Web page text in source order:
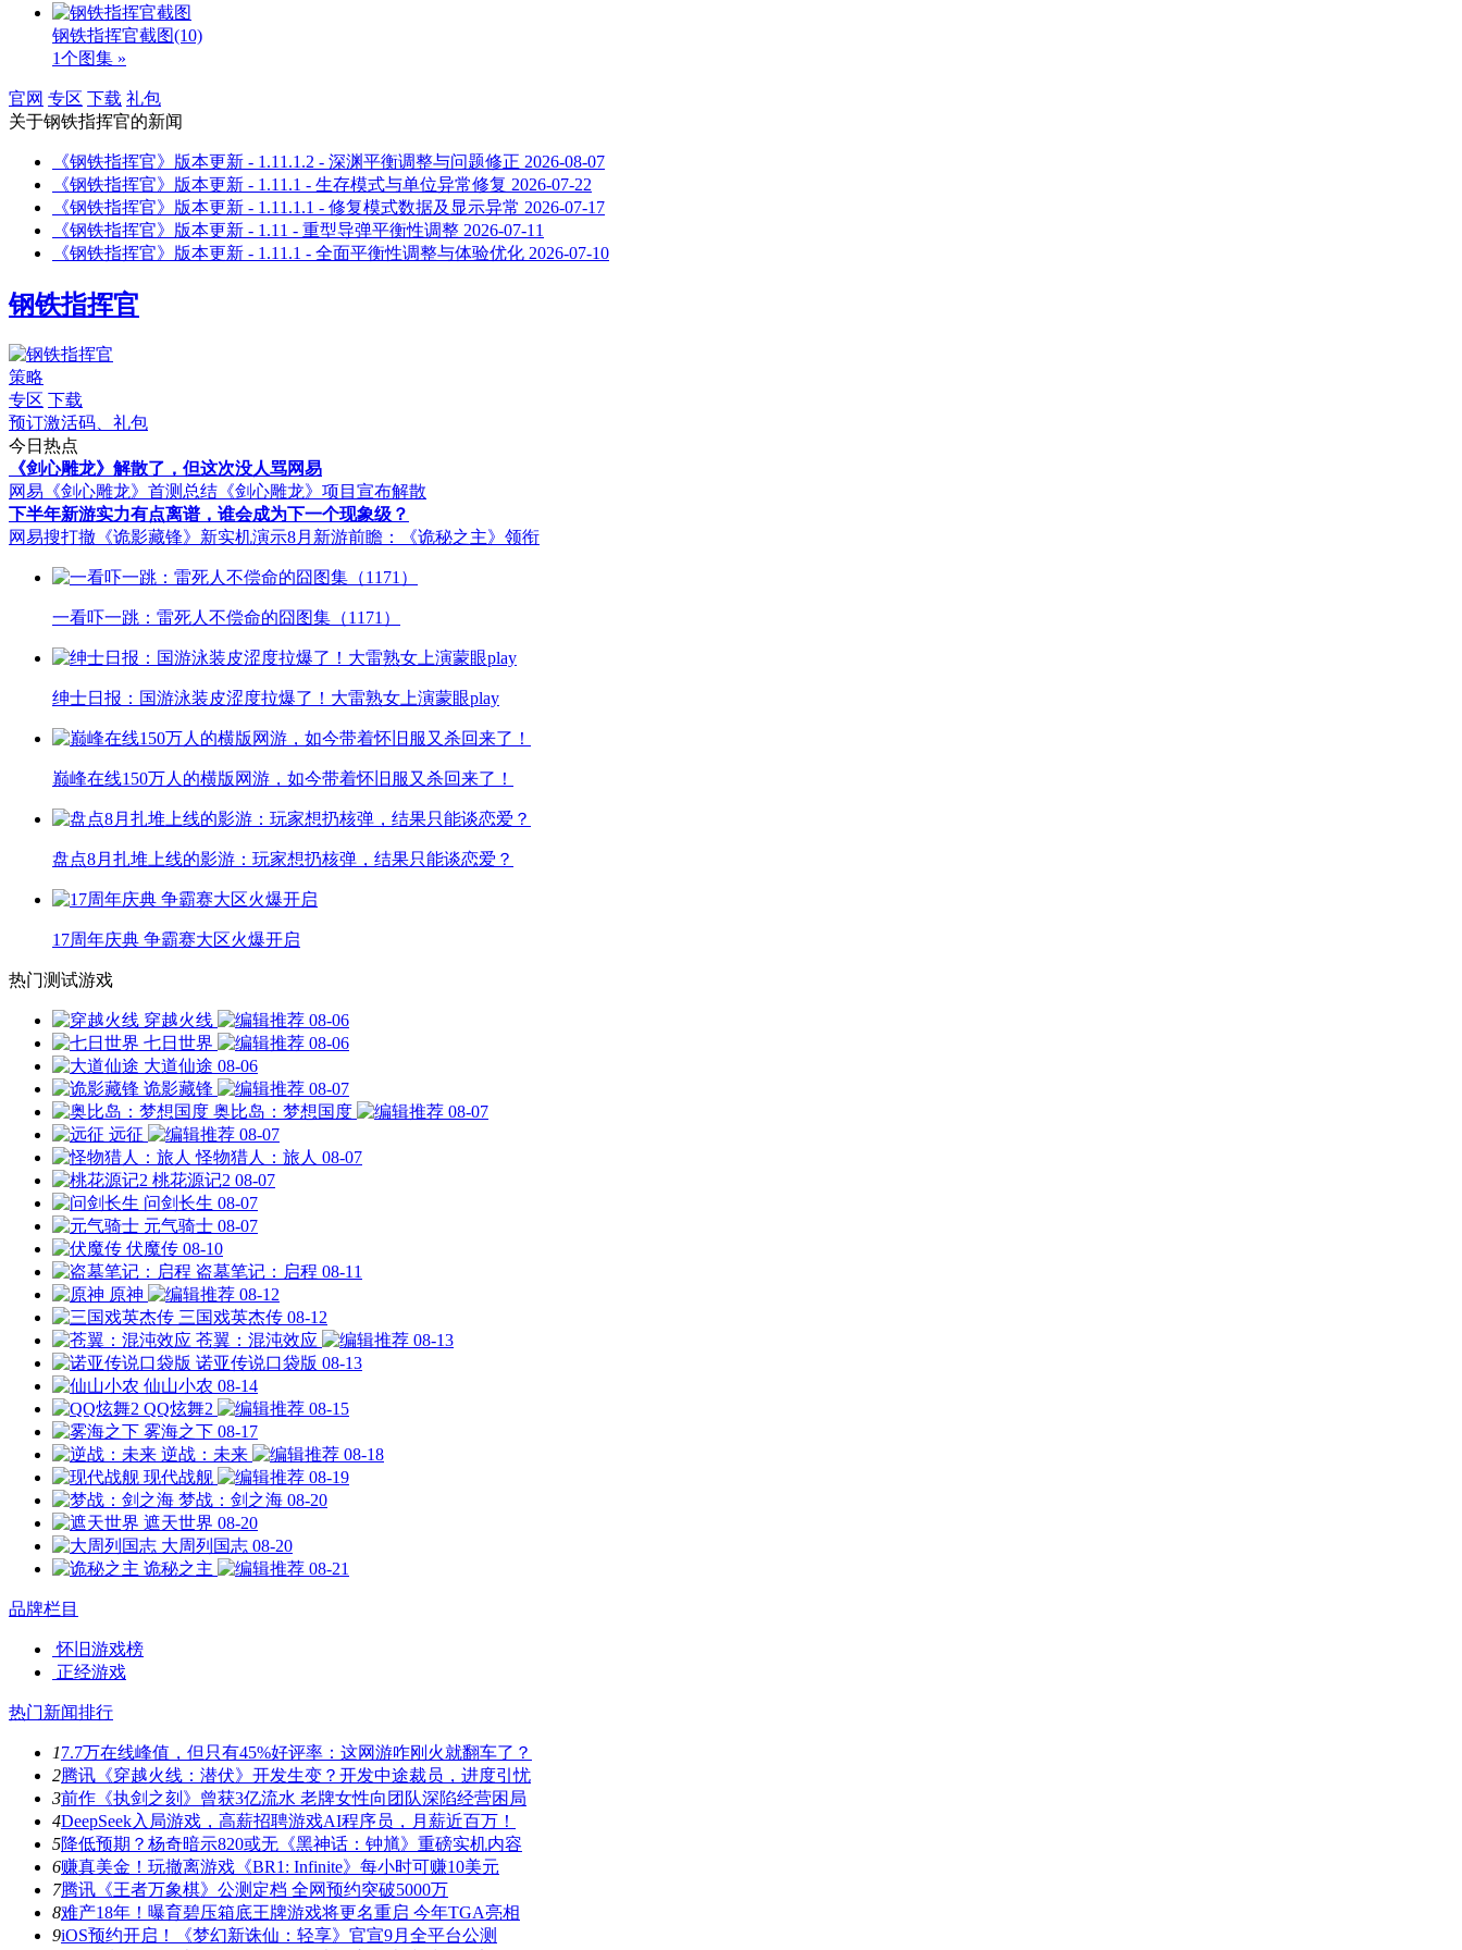
钢铁指挥官截图(10)
1个图集 »
官网 专区 下载 礼包
关于钢铁指挥官的新闻
《钢铁指挥官》版本更新 - 1.11.1.2 - 深渊平衡调整与问题修正 2026-08-07
《钢铁指挥官》版本更新 - 1.11.1 - 生存模式与单位异常修复 2026-07-22
《钢铁指挥官》版本更新 - 1.11.1.1 - 修复模式数据及显示异常 2026-07-17
《钢铁指挥官》版本更新 - 1.11 - 重型导弹平衡性调整 2026-07-11
《钢铁指挥官》版本更新 - 1.11.1 - 全面平衡性调整与体验优化 2026-07-10
钢铁指挥官
策略
专区 下载
预订激活码、礼包
今日热点
《剑心雕龙》解散了，但这次没人骂网易
网易《剑心雕龙》首测总结 《剑心雕龙》项目宣布解散
下半年新游实力有点离谱，谁会成为下一个现象级？
网易搜打撤《诡影藏锋》新实机演示8月新游前瞻：《诡秘之主》领衔
一看吓一跳：雷死人不偿命的囧图集（1171）
绅士日报：国游泳装皮涩度拉爆了！大雷熟女上演蒙眼play
巅峰在线150万人的横版网游，如今带着怀旧服又杀回来了！
盘点8月扎堆上线的影游：玩家想扔核弹，结果只能谈恋爱？
17周年庆典 争霸赛大区火爆开启
热门测试游戏
穿越火线
08-06
七日世界
08-06
大道仙途 08-06
诡影藏锋
08-07
奥比岛：梦想国度
08-07
远征
08-07
怪物猎人：旅人 08-07
桃花源记2 08-07
问剑长生 08-07
元气骑士 08-07
伏魔传 08-10
盗墓笔记：启程 08-11
原神
08-12
三国戏英杰传 08-12
苍翼：混沌效应
08-13
诺亚传说口袋版 08-13
仙山小农 08-14
QQ炫舞2
08-15
雾海之下 08-17
逆战：未来
08-18
现代战舰
08-19
梦战：剑之海 08-20
遮天世界 08-20
大周列国志 08-20
诡秘之主
08-21
品牌栏目
怀旧游戏榜
正经游戏
热门新闻排行
17.7万在线峰值，但只有45%好评率：这网游咋刚火就翻车了？
2腾讯《穿越火线：潜伏》开发生变？开发中途裁员，进度引忧
3前作《执剑之刻》曾获3亿流水 老牌女性向团队深陷经营困局
4DeepSeek入局游戏，高薪招聘游戏AI程序员，月薪近百万！
5降低预期？杨奇暗示820或无《黑神话：钟馗》重磅实机内容
6赚真美金！玩撤离游戏《BR1: Infinite》每小时可赚10美元
7腾讯《王者万象棋》公测定档 全网预约突破5000万
8难产18年！曝育碧压箱底王牌游戏将更名重启 今年TGA亮相
9iOS预约开启！《梦幻新诛仙：轻享》官宣9月全平台公测